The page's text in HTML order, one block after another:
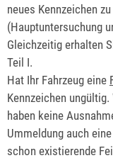
neues Kennzeichen
(Hauptuntersuchung
Gleichzeitig erhalten
Teil I.
Hat Ihr Fahrzeug eine
Kennzeichen
haben keine
Ummeldung auch
schon existierende